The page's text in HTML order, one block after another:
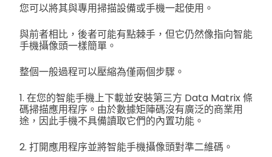
您可以將其與專用掃描設備或手機一起使用。
與前者相比，後者可能有點棘手，但它仍然像指向智能
手機攝像頭一樣簡單。
整個一般過程可以壓縮為僅兩個步驟。
1. 在您的智能手機上下載並安裝第三方 Data Matrix 條
碼掃描應用程序。由於數據矩陣碼沒有廣泛的商業用
途，因此手機不具備讀取它們的內置功能。
2. 打開應用程序並將智能手機攝像頭對準二維碼。